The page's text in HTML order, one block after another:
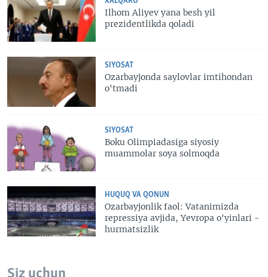
Ilhom Aliyev yana besh yil
prezidentlikda qoladi
SIYOSAT
Ozarbayjonda saylovlar imtihondan
o'tmadi
SIYOSAT
Boku Olimpiadasiga siyosiy
muammolar soya solmoqda
HUQUQ VA QONUN
Ozarbayjonlik faol: Vatanimizda
repressiya avjida, Yevropa o'yinlari -
hurmatsizlik
Siz uchun